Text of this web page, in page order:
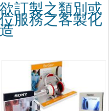
訂製之類別或
服務之客製化